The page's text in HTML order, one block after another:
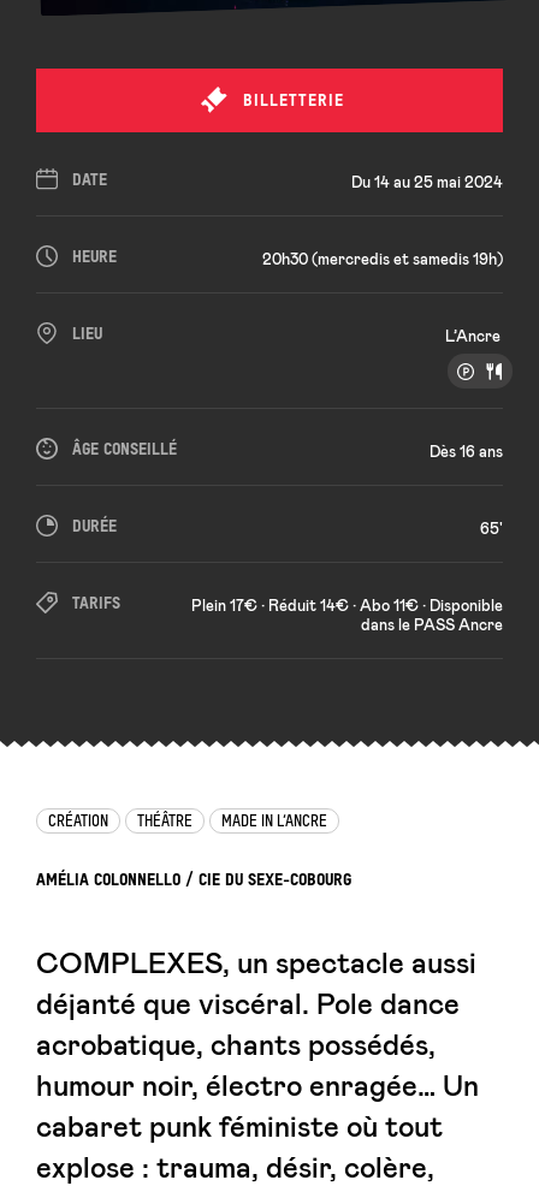
DATE Du 14 au 25 mai 2024
HEURE 20h30 (mercredis et samedis 19h)
LIEU L’Ancre
ÂGE CONSEILLÉ Dès 16 ans
DURÉE 65'
TARIFS
Plein 17€ • Réduit 14€ • Abo 11€ • Disponible
dans le PASS Ancre
BILLETTERIE
AMÉLIA COLONNELLO / CIE DU SEXE-COBOURG
CRÉATION THÉÂTRE MADE IN L’ANCRE
COMPLEXES, un spectacle aussi
déjanté que viscéral. Pole dance
acrobatique, chants possédés,
humour noir, électro enragée… Un
cabaret punk féministe où tout
explose : trauma, désir, colère,